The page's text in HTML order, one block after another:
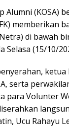
Alumni (KOSA)
memberikan
di bawah
Selasa (15/10/
ketua
serta
para Volunter
Ucu Rahayu